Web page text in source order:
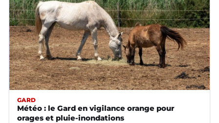
GARD
Météo : le Gard en vigilance orange pour
orages et pluie-inondations